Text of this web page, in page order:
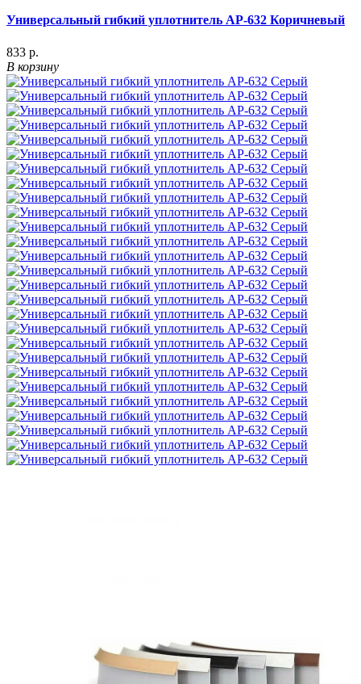
Универсальный гибкий уплотнитель АР-632 Коричневый
833 р.
В корзину